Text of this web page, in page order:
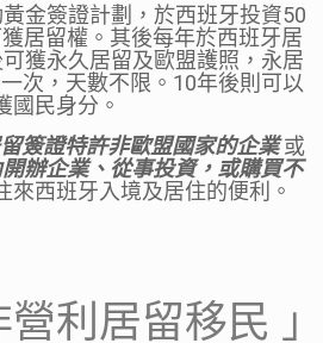
金簽證計劃，於西班牙投資50
居留權。其後每年於西班牙居
獲永久居留及歐盟護照，永居
次，天數不限。 10年後則可以
國民身分。
簽證特許非歐盟國家的企業或
辦企業、從事投資，或購買不
來西班牙入境及居住的便利。
利居留移民 」